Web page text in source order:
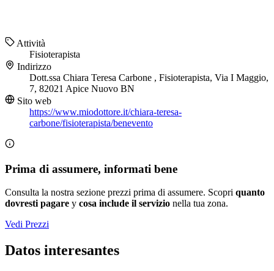
Attività
Fisioterapista
Indirizzo
Dott.ssa Chiara Teresa Carbone , Fisioterapista, Via I Maggio,
7, 82021 Apice Nuovo BN
Sito web
https://www.miodottore.it/chiara-teresa-
carbone/fisioterapista/benevento
Prima di assumere, informati bene
Consulta la nostra sezione prezzi prima di assumere. Scopri quanto
dovresti pagare y cosa include il servizio nella tua zona.
Vedi Prezzi
Datos interesantes